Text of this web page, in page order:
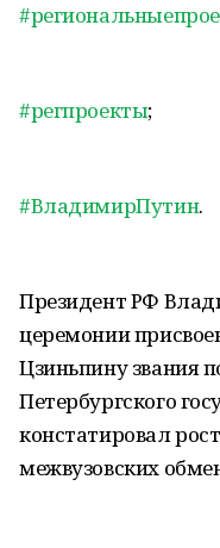
#регпроекты;
#ВладимирПутин.
Президент РФ
церемонии
Цзиньпину звания
Петербургского
констатировал
межвузовских